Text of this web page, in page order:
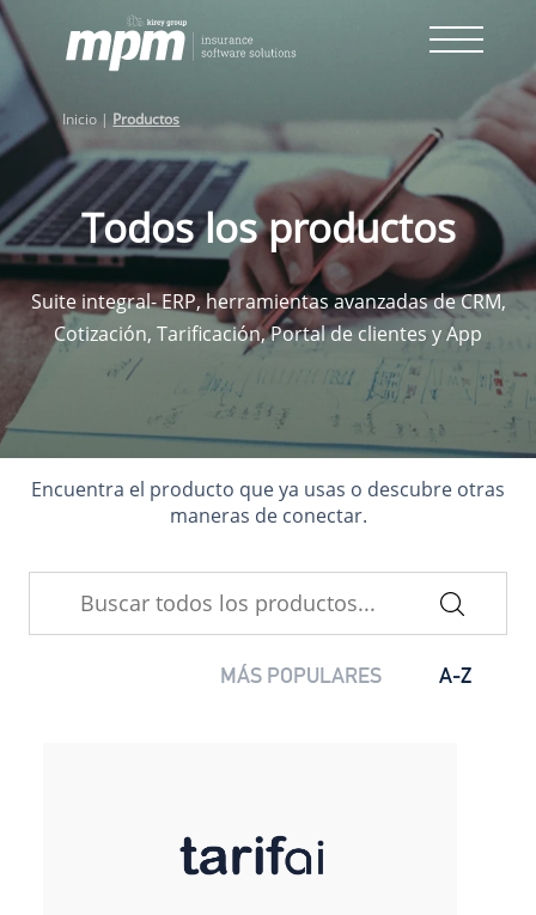
Skip
to
content
Inicio | Productos
Todos los productos
Suite integral- ERP, herramientas avanzadas de CRM,
Cotización, Tarificación, Portal de clientes y App
Encuentra el producto que ya usas o descubre otras
maneras de conectar.
MÁS POPULARES A-Z